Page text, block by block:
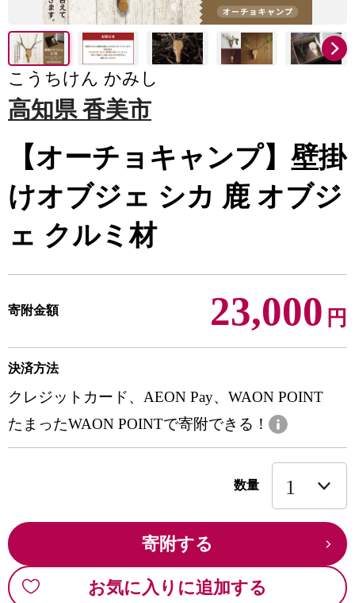
こうちけん かみし
高知県 香美市
【オーチョキャンプ】壁掛
けオブジェ シカ 鹿 オブジ
ェ クルミ材
寄附金額 23,000 円
決済方法
クレジットカード、AEON Pay、WAON POINT
たまったWAON POINTで寄附できる！
数量
寄附する
お気に入りに追加する